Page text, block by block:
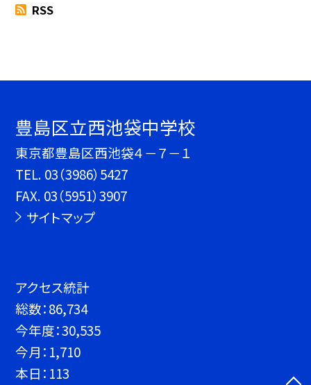
RSS
豊島区立西池袋中学校
東京都豊島区西池袋４－７－１
TEL. 03（3986）5427
FAX. 03（5951）3907
サイトマップ
アクセス統計
総数：86,734
今年度：30,535
今月： 1,710
本日： 113